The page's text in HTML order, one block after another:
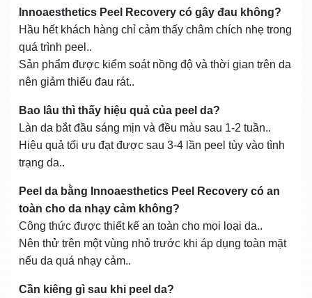
Innoaesthetics Peel Recovery có gây đau không?
Hầu hết khách hàng chỉ cảm thấy châm chích nhẹ trong
quá trình peel..
Sản phẩm được kiểm soát nồng độ và thời gian trên da
nên giảm thiểu đau rát..
Bao lâu thì thấy hiệu quả của peel da?
Làn da bắt đầu sáng mịn và đều màu sau 1-2 tuần..
Hiệu quả tối ưu đạt được sau 3-4 lần peel tùy vào tình
trạng da..
Peel da bằng Innoaesthetics Peel Recovery có an
toàn cho da nhạy cảm không?
Công thức được thiết kế an toàn cho mọi loại da..
Nên thử trên một vùng nhỏ trước khi áp dụng toàn mặt
nếu da quá nhạy cảm..
Cần kiêng gì sau khi peel da?